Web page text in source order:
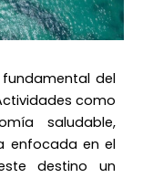
del
como
saludable,
enfocada en el
destino un